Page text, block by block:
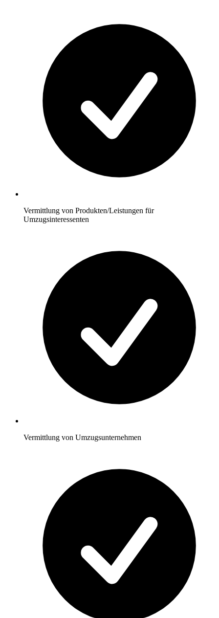
Vermittlung von Produkten/Leistungen für
Umzugsinteressenten
Vermittlung von Umzugsunternehmen